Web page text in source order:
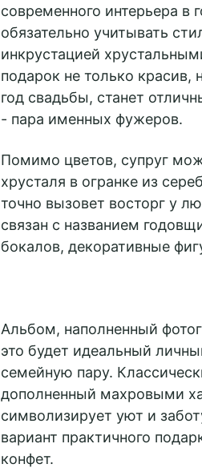
современного интерьера в
обязательно учитывать
инкрустацией
подарок не только красив,
год свадьбы, станет
- пара именных фужеров.
Помимо цветов, супруг
хрусталя в огранке из
точно вызовет восторг у
связан с названием
бокалов, декоративные
Альбом, наполненный
это будет идеальный
семейную пару.
дополненный махровыми
символизирует уют и
вариант практичного
конфет.